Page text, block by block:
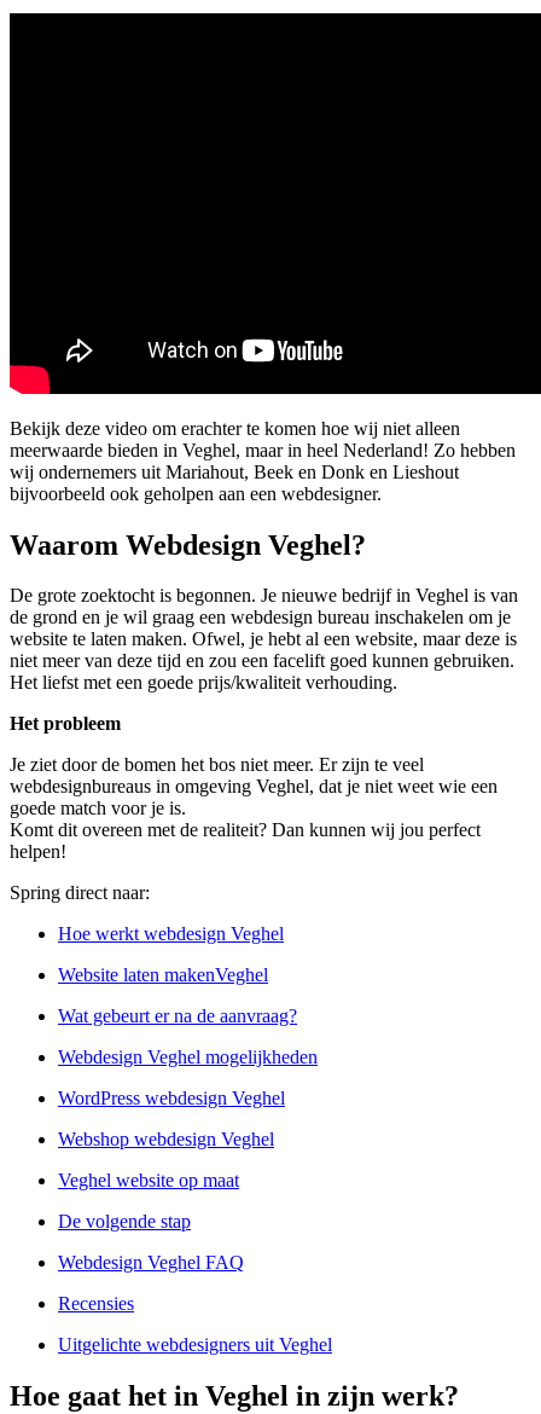
Bekijk deze video om erachter te komen hoe wij niet alleen
meerwaarde bieden in Veghel, maar in heel Nederland! Zo hebben
wij ondernemers uit Mariahout, Beek en Donk en Lieshout
bijvoorbeeld ook geholpen aan een webdesigner.
Waarom Webdesign Veghel?
De grote zoektocht is begonnen. Je nieuwe bedrijf in Veghel is van
de grond en je wil graag een webdesign bureau inschakelen om je
website te laten maken. Ofwel, je hebt al een website, maar deze is
niet meer van deze tijd en zou een facelift goed kunnen gebruiken.
Het liefst met een goede prijs/kwaliteit verhouding.
Het probleem
Je ziet door de bomen het bos niet meer. Er zijn te veel
webdesignbureaus in omgeving Veghel, dat je niet weet wie een
goede match voor je is.
Komt dit overeen met de realiteit? Dan kunnen wij jou perfect
helpen!
Spring direct naar:
Hoe werkt webdesign Veghel
Website laten makenVeghel
Wat gebeurt er na de aanvraag?
Webdesign Veghel mogelijkheden
WordPress webdesign Veghel
Webshop webdesign Veghel
Veghel website op maat
De volgende stap
Webdesign Veghel FAQ
Recensies
Uitgelichte webdesigners uit Veghel
Hoe gaat het in Veghel in zijn werk?